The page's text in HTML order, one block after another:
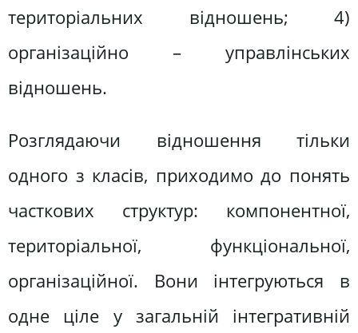
територіальних відношень; 4)
організаційно – управлінських
відношень.
Розглядаючи відношення тільки
одного з класів, приходимо до понять
часткових структур: компонентної,
територіальної, функціональної,
організаційної. Вони інтегруються в
одне ціле у загальній інтегративній